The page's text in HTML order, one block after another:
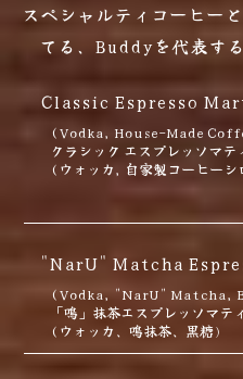
スペシャルティコーヒー
てる、Buddyを代表す
Classic Espresso
(Vodka, House-Made
クラシック エスプレッソマテ
(ウォッカ, 自家製コーヒーシ
"NarU" Matcha
(Vodka, "NarU" Matcha,
「鳴」抹茶エスプレッソマテ
(ウォッカ、鳴抹茶、黒糖)